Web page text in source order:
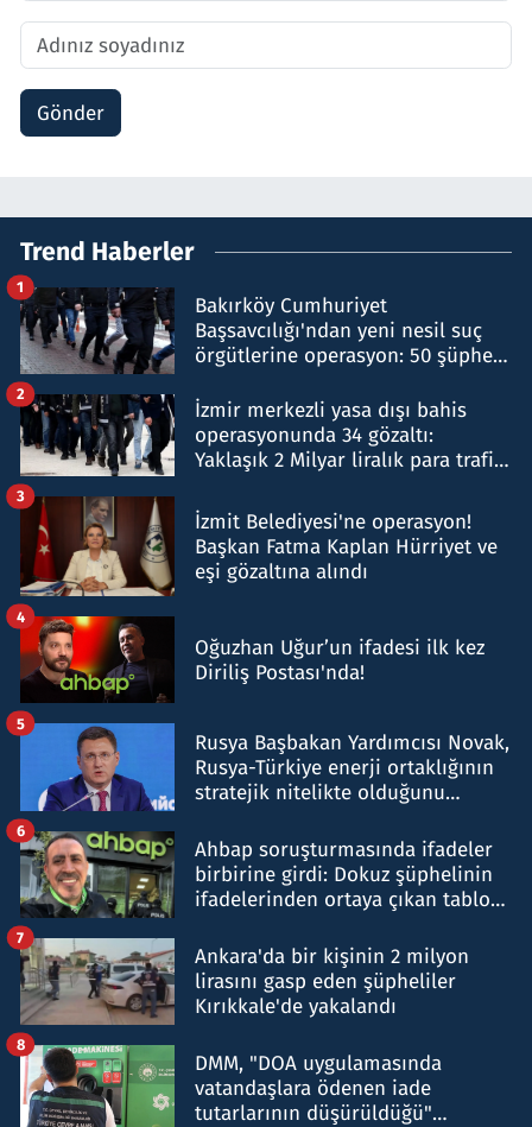
Gönder
Trend Haberler
Bakırköy Cumhuriyet
Başsavcılığı'ndan yeni nesil suç
örgütlerine operasyon: 50 şüpheli
1
İzmir merkezli yasa dışı bahis
operasyonunda 34 gözaltı:
Yaklaşık 2 Milyar liralık para trafiği
2
İzmit Belediyesi'ne operasyon!
Başkan Fatma Kaplan Hürriyet ve
eşi gözaltına alındı
3
Oğuzhan Uğur’un ifadesi ilk kez
Diriliş Postası'nda!
4
Rusya Başbakan Yardımcısı Novak,
Rusya-Türkiye enerji ortaklığının
stratejik nitelikte olduğunu
5
Ahbap soruşturmasında ifadeler
birbirine girdi: Dokuz şüphelinin
ifadelerinden ortaya çıkan tablo
6
Ankara'da bir kişinin 2 milyon
lirasını gasp eden şüpheliler
Kırıkkale'de yakalandı
7
DMM, "DOA uygulamasında
vatandaşlara ödenen iade
tutarlarının düşürüldüğü"
8